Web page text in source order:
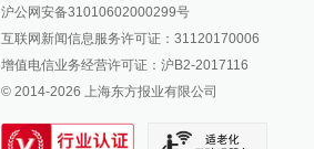
澎湃新闻抖音号
派生万物开放平台
IP SHANGHAI
SIXTH TONE
沪公网安备31010602000299号
互联网新闻信息服务许可证：31120170006
增值电信业务经营许可证：沪B2-2017116
© 2014-2026 上海东方报业有限公司